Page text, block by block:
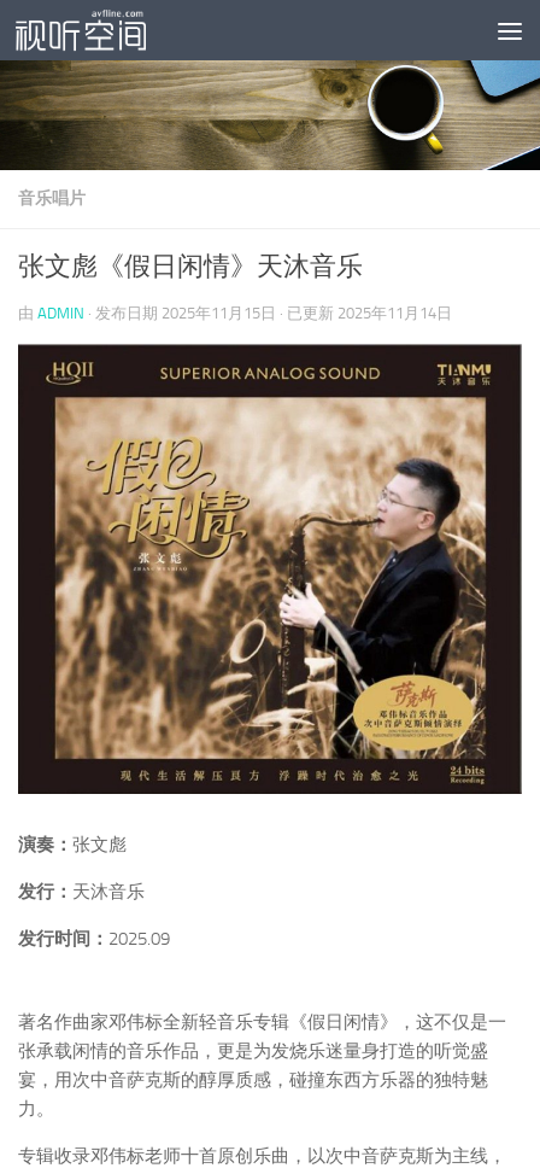
跳至内容
音乐唱片
张文彪《假日闲情》天沐音乐
由 ADMIN · 发布日期 2025年11月15日 · 已更新 2025年11月14日
演奏： 张文彪
发行： 天沐音乐
发行时间： 2025.09
著名作曲家邓伟标全新轻音乐专辑《假日闲情》，这不仅是一
张承载闲情的音乐作品，更是为发烧乐迷量身打造的听觉盛
宴，用次中音萨克斯的醇厚质感，碰撞东西方乐器的独特魅
力。
专辑收录邓伟标老师十首原创乐曲，以次中音萨克斯为主线，